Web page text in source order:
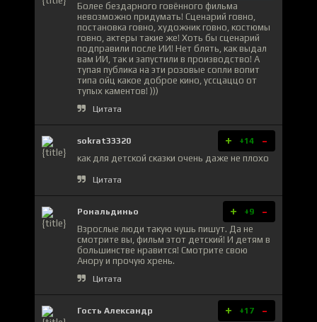
Более бездарного говённого фильма
невозможно придумать! Сценарий говно,
постановка говно, художник говно, костюмы
говно, актеры такие же! Хоть бы сценарий
подправили после ИИ! Нет блять, как выдал
вам ИИ, так и запустили в производство! А
тупая публика на эти розовые сопли вопит
типа ойц какое доброе кино, уссцаццо от
тупых каментов! )))
Цитата
sokrat33320 + +14 -
как для детской сказки очень даже не плохо
Цитата
Рональдиньо + +9 -
Взрослые люди такую чушь пишут. Да не
смотрите вы, фильм этот детский! И детям в
большинстве нравится! Смотрите свою
Анору и прочую хрень.
Цитата
Гость Александр + +17 -